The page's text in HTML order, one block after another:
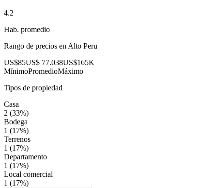
4.2
Hab. promedio
Rango de precios enAlto Peru
US$85US$ 77.038US$165K
MínimoPromedioMáximo
Tipos de propiedad
Casa
2 (33%)
Bodega
1 (17%)
Terrenos
1 (17%)
Departamento
1 (17%)
Local comercial
1 (17%)